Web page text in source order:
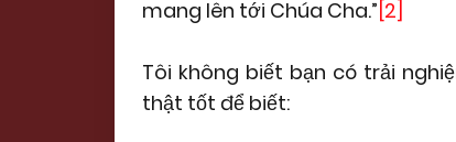
mang lên tới Chúa Cha.”[2]
Tôi không biết bạn có trải
thật tốt để biết: